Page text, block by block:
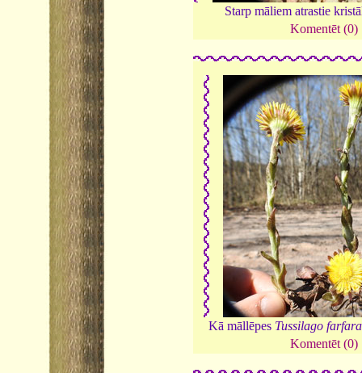
Starp māliem atrastie
Komentēt (0)
Kā māllēpes Tussilago farfara
Komentēt (0)